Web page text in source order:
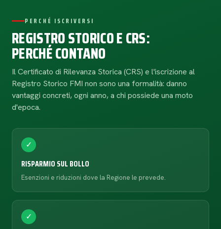
PERCHÉ ISCRIVERSI
REGISTRO STORICO E CRS:
PERCHÉ CONTANO
Il Certificato di Rilevanza Storica (CRS) e l'iscrizione al
Registro Storico FMI non sono una formalità: danno
vantaggi concreti, ogni anno, a chi possiede una moto
d'epoca.
✓
RISPARMIO SUL BOLLO
Esenzioni e riduzioni dove la Regione le prevede.
✓